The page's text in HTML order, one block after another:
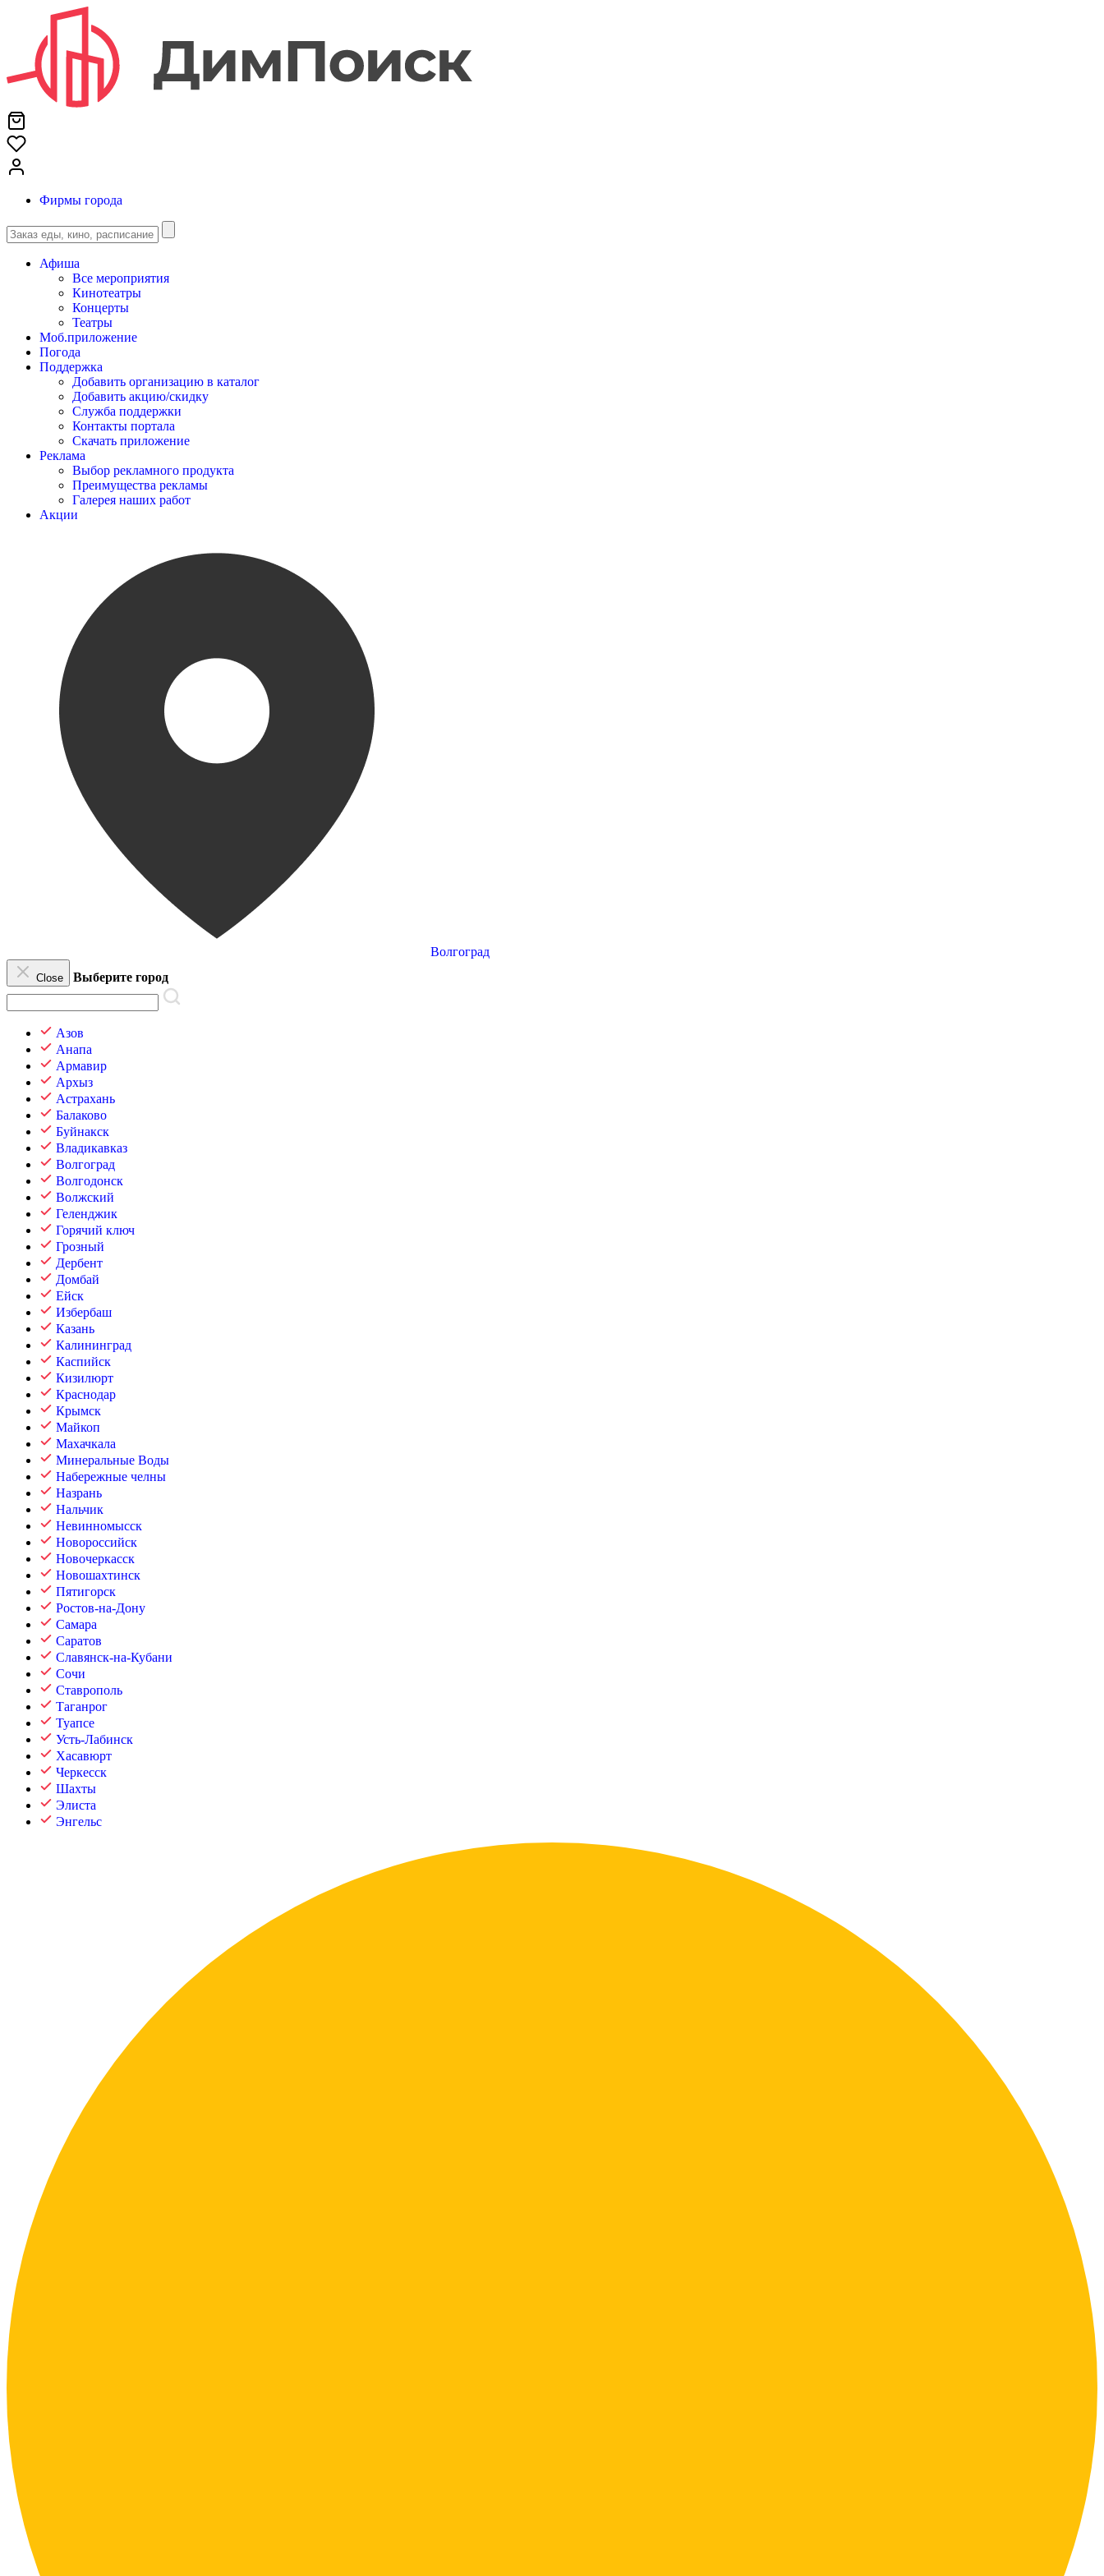
Фирмы города
Афиша
Все мероприятия
Кинотеатры
Концерты
Театры
Моб.приложение
Погода
Поддержка
Добавить организацию в каталог
Добавить акцию/скидку
Служба поддержки
Контакты портала
Скачать приложение
Реклама
Выбор рекламного продукта
Преимущества рекламы
Галерея наших работ
Акции
Волгоград
Close Выберите город
Азов
Анапа
Армавир
Архыз
Астрахань
Балаково
Буйнакск
Владикавказ
Волгоград
Волгодонск
Волжский
Геленджик
Горячий ключ
Грозный
Дербент
Домбай
Ейск
Избербаш
Казань
Калининград
Каспийск
Кизилюрт
Краснодар
Крымск
Майкоп
Махачкала
Минеральные Воды
Набережные челны
Назрань
Нальчик
Невинномысск
Новороссийск
Новочеркасск
Новошахтинск
Пятигорск
Ростов-на-Дону
Самара
Саратов
Славянск-на-Кубани
Сочи
Ставрополь
Таганрог
Туапсе
Усть-Лабинск
Хасавюрт
Черкесск
Шахты
Элиста
Энгельс